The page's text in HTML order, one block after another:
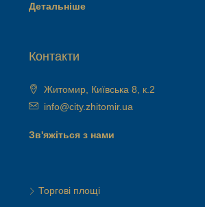
Детальніше
Контакти
Житомир, Київська 8, к.2
info@city.zhitomir.ua
Зв'яжіться з нами
Торгові площі